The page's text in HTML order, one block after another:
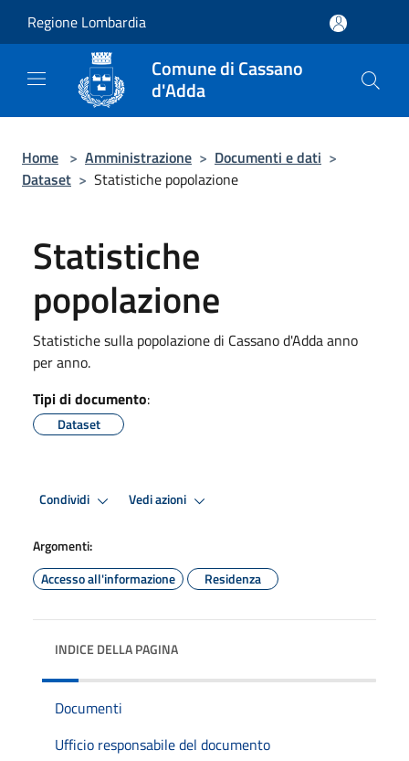
Regione Lombardia
Comune di Cassano
d'Adda
Home > Amministrazione > Documenti e dati >
Dataset > Statistiche popolazione
Statistiche
popolazione
Statistiche sulla popolazione di Cassano d'Adda anno
per anno.
Tipi di documento:
Dataset
Condividi Vedi azioni
Argomenti:
Accesso all'informazione
Residenza
INDICE DELLA PAGINA
Documenti
Ufficio responsabile del documento